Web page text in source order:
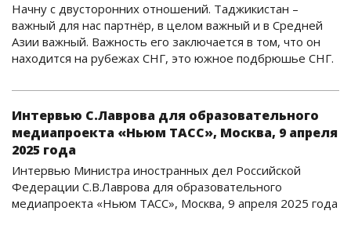
Начну с двусторонних отношений. Таджикистан –
важный для нас партнёр, в целом важный и в Средней
Азии важный. Важность его заключается в том, что он
находится на рубежах СНГ, это южное подбрюшье СНГ.
Интервью С.Лаврова для образовательного
медиапроекта «Ньюм ТАСС», Москва, 9 апреля
2025 года
Интервью Министра иностранных дел Российской
Федерации С.В.Лаврова для образовательного
медиапроекта «Ньюм ТАСС», Москва, 9 апреля 2025 года